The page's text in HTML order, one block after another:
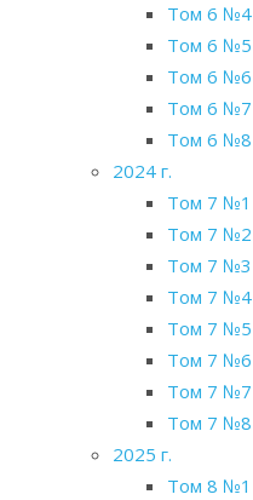
Том 6 №4
Том 6 №5
Том 6 №6
Том 6 №7
Том 6 №8
2024 г.
Том 7 №1
Том 7 №2
Том 7 №3
Том 7 №4
Том 7 №5
Том 7 №6
Том 7 №7
Том 7 №8
2025 г.
Том 8 №1